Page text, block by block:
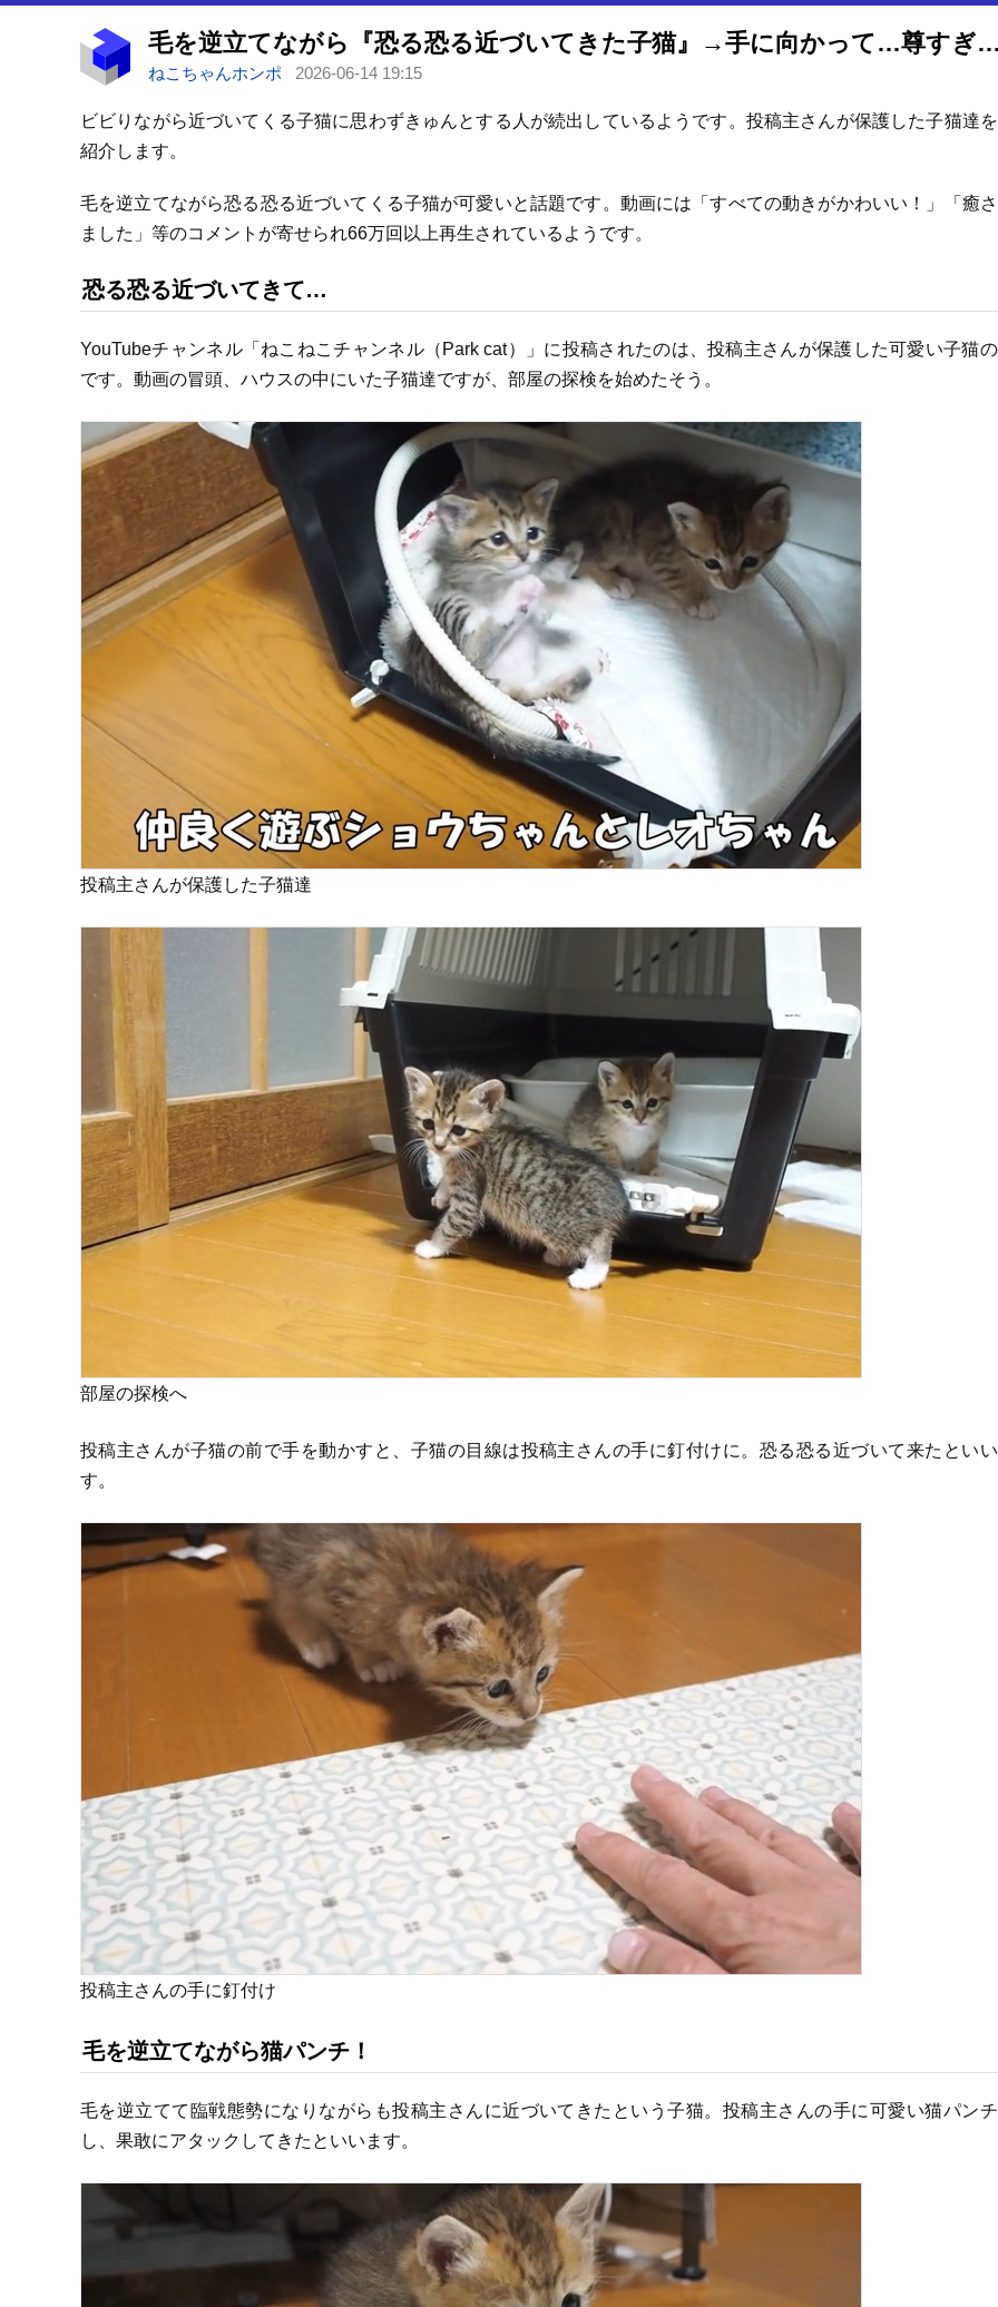
毛を逆立てながら『恐る恐る近づいてきた子猫』→手に向かって…尊すぎる光景が66万再
ねこちゃんホンポ 2026-06-14 19:15
ビビりながら近づいてくる子猫に思わずきゅんとする人が続出しているようです。投稿主さんが保護した子猫達
紹介します。
毛を逆立てながら恐る恐る近づいてくる子猫が可愛いと話題です。動画には「すべての動きがかわいい！」「癒
ました」等のコメントが寄せられ66万回以上再生されているようです。
恐る恐る近づいてきて…
YouTubeチャンネル「ねこねこチャンネル（Park cat）」に投稿されたのは、投稿主さんが保護した可愛い子猫
です。動画の冒頭、ハウスの中にいた子猫達ですが、部屋の探検を始めたそう。
投稿主さんが保護した子猫達
部屋の探検へ
投稿主さんが子猫の前で手を動かすと、子猫の目線は投稿主さんの手に釘付けに。恐る恐る近づいて来たとい
す。
投稿主さんの手に釘付け
毛を逆立てながら猫パンチ！
毛を逆立てて臨戦態勢になりながらも投稿主さんに近づいてきたという子猫。投稿主さんの手に可愛い猫パン
し、果敢にアタックしてきたといいます。